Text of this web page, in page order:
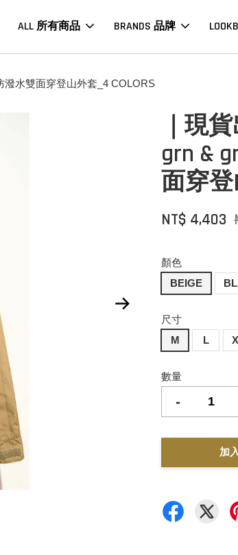
ALL 所有商品 BRANDS 品牌
潑水雙面穿登山外套_4 COLORS
｜現
grn &
面穿登
NT$ 4,403
顏色
BEIGE
尺寸
M
L
數量
-
加